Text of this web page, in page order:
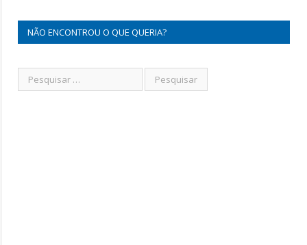
NÃO ENCONTROU O QUE QUERIA?